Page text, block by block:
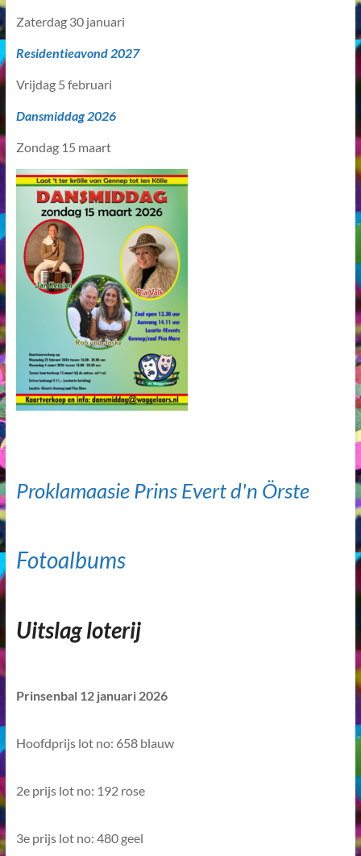
Zaterdag 30 januari
Residentieavond 2027
Vrijdag 5 februari
Dansmiddag 2026
Zondag 15 maart
Proklamaasie Prins Evert d'n Örste
Fotoalbums
Uitslag loterij
Prinsenbal 12 januari 2026
Hoofdprijs lot no: 658 blauw
2e prijs lot no: 192 rose
3e prijs lot no: 480 geel